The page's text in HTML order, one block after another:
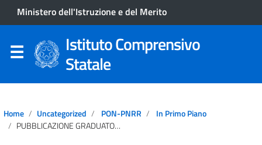
Ministero dell'Istruzione e del Merito
Istituto Comprensivo
Statale
Home Uncategorized PON-PNRR
In Primo Piano
PUBBLICAZIONE GRADUATORIA DEFINITIVA DOCENTI ESPERTI INTERNI/ ESTERNI– MODULO “PARLARE BENE IN PUBBLICO” PROGETTO: ESO4.6.A1.B-FSEPN-CA-2025-345